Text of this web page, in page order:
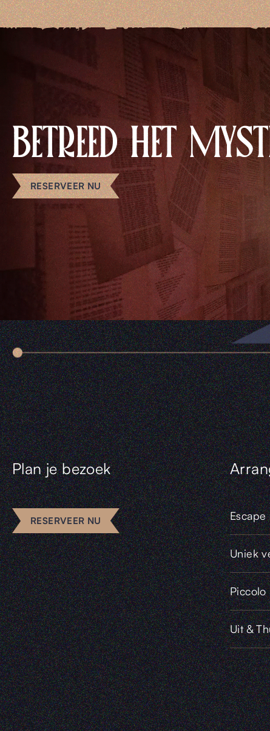
BETREED HET
RESERVEER NU
Plan je bezoek
RESERVEER NU Escape
Uniek
Piccolo
Uit &